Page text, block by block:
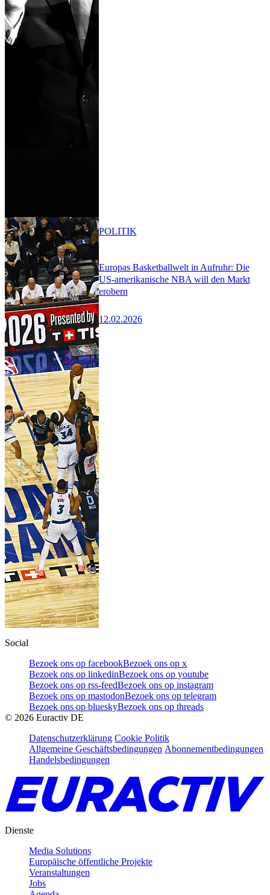
Europas Basketballwelt in Aufruhr: Die
US-amerikanische NBA will den Markt
erobern
12.02.2026
POLITIK
Social
Bezoek ons op facebookBezoek ons op x
Bezoek ons op linkedinBezoek ons op youtube
Bezoek ons op rss-feedBezoek ons op instagram
Bezoek ons op mastodonBezoek ons op telegram
Bezoek ons op blueskyBezoek ons op threads
© 2026 Euractiv DE
Datenschutzerklärung Cookie Politik
Allgemeine Geschäftsbedingungen Abonnementbedingungen
Handelsbedingungen
Dienste
Media Solutions
Europäische öffentliche Projekte
Veranstaltungen
Jobs